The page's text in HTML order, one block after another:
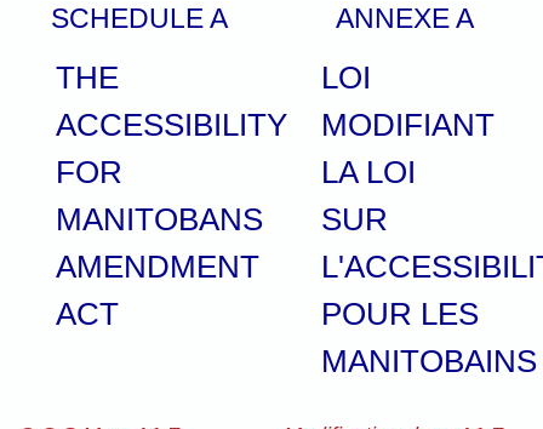
SCHEDULE A
THE
ACCESSIBILITY
FOR
MANITOBANS
AMENDMENT
ACT
ANNEXE A
LOI
MODIFIANT
LA LOI
SUR
POUR LES
MANITOBAINS